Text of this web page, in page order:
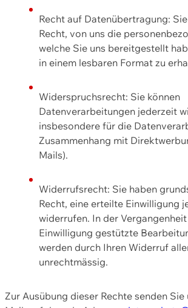
Recht auf Datenübertragung:
Recht, von uns die
welche Sie uns bereitgestellt
in einem lesbaren Format zu
Widerspruchsrecht: Sie können
Datenverarbeitungen jederzeit
insbesondere für die
Zusammenhang mit
Mails).
Widerrufsrecht: Sie haben
Recht, eine erteilte Einwilligung
widerrufen. In der
Einwilligung gestützte
werden durch Ihren Widerruf
unrechtmässig.
Zur Ausübung dieser Rechte senden